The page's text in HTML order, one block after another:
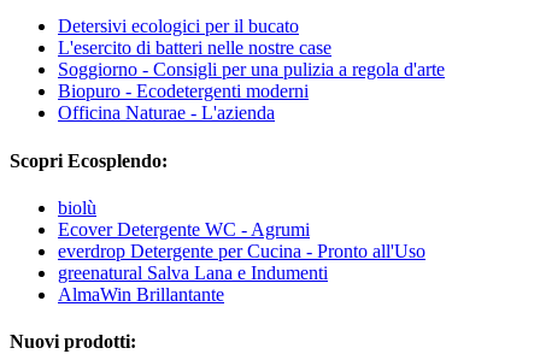
Detersivi ecologici per il bucato
L'esercito di batteri nelle nostre case
Soggiorno - Consigli per una pulizia a regola d'arte
Biopuro - Ecodetergenti moderni
Officina Naturae - L'azienda
Scopri Ecosplendo:
biolù
Ecover Detergente WC - Agrumi
everdrop Detergente per Cucina - Pronto all'Uso
greenatural Salva Lana e Indumenti
AlmaWin Brillantante
Nuovi prodotti: